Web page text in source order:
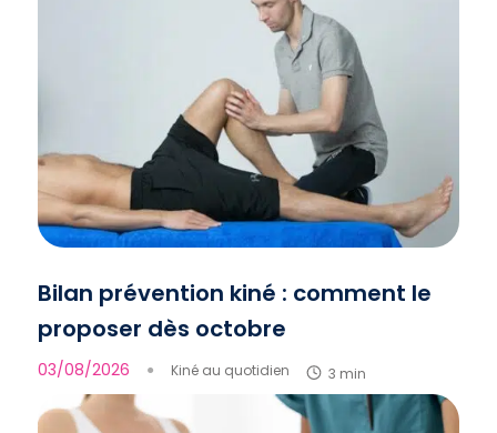
Bilan prévention kiné : comment le
proposer dès octobre
03/08/2026 ● Kiné au quotidien 3 min